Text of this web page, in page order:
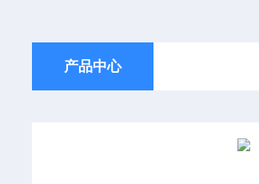
产品中心